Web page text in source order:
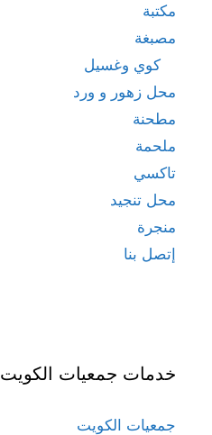
مكتبة
مصبغة
كوي وغسيل
محل زهور و ورد
مطحنة
ملحمة
تاكسي
محل تنجيد
منجرة
إتصل بنا
خدمات جمعيات الكويت
جمعيات الكويت